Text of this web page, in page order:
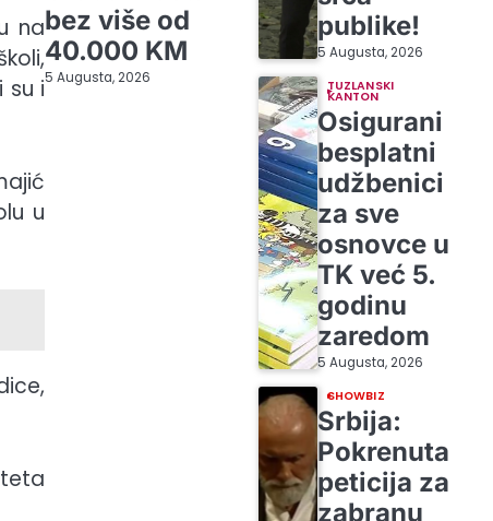
na
su i
u
bez više od
40.000 KM
5 Augusta, 2026
publike!
5 Augusta, 2026
TUZLANSKI
KANTON
Osigurani
besplatni
udžbenici
za sve
osnovce u
TK već 5.
godinu
zaredom
5 Augusta, 2026
SHOWBIZ
Srbija:
Pokrenuta
peticija za
zabranu